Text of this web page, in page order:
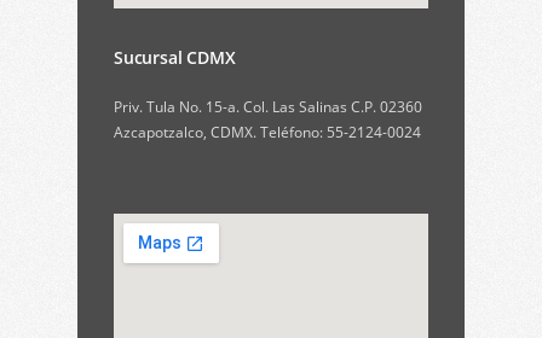
Sucursal CDMX
Priv. Tula No. 15-a. Col. Las Salinas C.P. 02360
Azcapotzalco, CDMX. Teléfono: 55-2124-0024